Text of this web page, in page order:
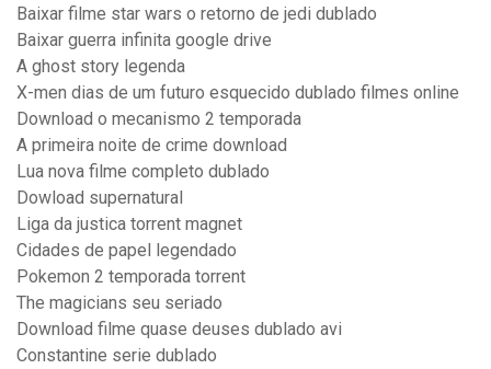
Baixar filme star wars o retorno de jedi dublado
Baixar guerra infinita google drive
A ghost story legenda
X-men dias de um futuro esquecido dublado filmes online
Download o mecanismo 2 temporada
A primeira noite de crime download
Lua nova filme completo dublado
Dowload supernatural
Liga da justica torrent magnet
Cidades de papel legendado
Pokemon 2 temporada torrent
The magicians seu seriado
Download filme quase deuses dublado avi
Constantine serie dublado